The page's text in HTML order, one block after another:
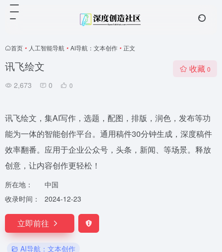
首页 • 人工智能导航 • AI导航：文本创作 • 正文
讯飞绘文
2,673 0 0
收藏 0
讯飞绘文，集AI写作，选题，配图，排版，润色，发布等功
能为一体的智能创作平台。通用稿件30分钟生成，深度稿件
效率翻番。应用于企业公众号，头条，新闻、等场景。释放
创意，让内容创作更轻松！
所在地：
中国
收录时间：
2024-12-23
立即前往
AI导航：文本创作